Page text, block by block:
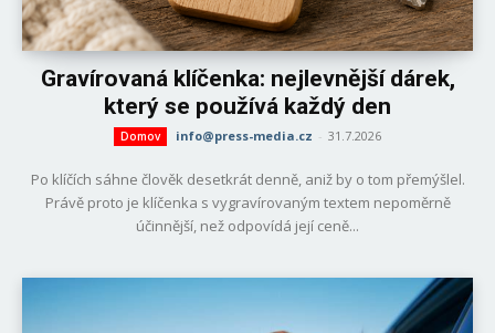
Gravírovaná klíčenka: nejlevnější dárek,
který se používá každý den
Domov info@press-media.cz - 31.7.2026
Po klíčích sáhne člověk desetkrát denně, aniž by o tom přemýšlel.
Právě proto je klíčenka s vygravírovaným textem nepoměrně
účinnější, než odpovídá její ceně...